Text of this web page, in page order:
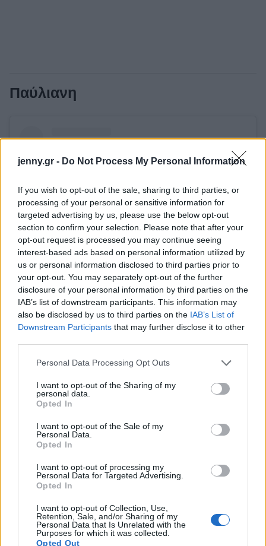
jenny.gr - Do Not Process My Personal Information
If you wish to opt-out of the sale, sharing to third parties, or
processing of your personal or sensitive information for
targeted advertising by us, please use the below opt-out
section to confirm your selection. Please note that after your
opt-out request is processed you may continue seeing
interest-based ads based on personal information utilized by
us or personal information disclosed to third parties prior to
your opt-out. You may separately opt-out of the further
disclosure of your personal information by third parties on the
IAB’s list of downstream participants. This information may
also be disclosed by us to third parties on the IAB’s List of
Downstream Participants that may further disclose it to other
Please note that this website/app uses one or more Google
not limited to your visit or usage behaviour. You may click to
grant or deny consent to Google and its third-party tags to
use your data for below specified purposes in below Google
consent section.
Personal Data Processing Opt Outs
I want to opt-out of the Sharing of my
personal data.
Opted In
I want to opt-out of the Sale of my
Personal Data.
Opted In
I want to opt-out of processing my
Personal Data for Targeted Advertising.
Opted In
I want to opt-out of Collection, Use,
Retention, Sale, and/or Sharing of my
Personal Data that Is Unrelated with the
Purposes for which it was collected.
Opted Out
Παύλιανη
Δείτε αυτή τη δημοσίευση στο Instagram.
χρόνου γιατί είναι μια «εύκολη» απόδραση, ειδικά
για μονοήμερες εκδρομές. Χτισμένη στις πλαγιές
της Οίτης, σε υψόμετρο 1.040 μέτρων, είναι το
σημείο που μπορείς να απολαύσεις λίγες στιγμές
κοντά στη φύση, αλλά και με μπόλικη διασκέδαση.